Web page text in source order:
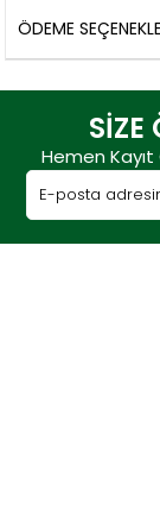
ÖDEME
SİZE
Hemen